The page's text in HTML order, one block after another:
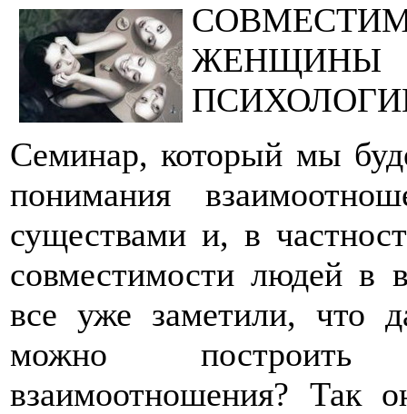
ЖЕНЩИНЫ
Семинар, который мы
понимания
существами и, в
совместимости людей в
все уже заметили, что
можно построить
взаимоотношения?